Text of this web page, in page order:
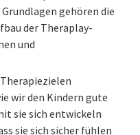
gehören die
der Theraplay-
und
wir den Kindern gute
sie sich entwickeln
sie sich sicher fühlen